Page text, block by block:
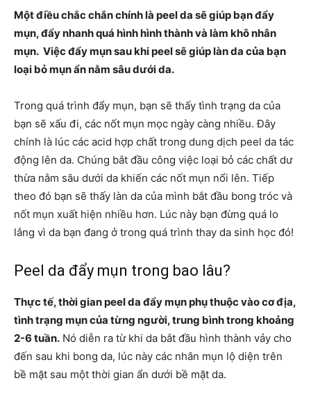
Một điều chắc chắn chính là peel da sẽ giúp bạn đẩy
mụn, đẩy nhanh quá hình hình thành và làm khô nhân
mụn. Việc đẩy mụn sau khi peel sẽ giúp làn da của bạn
loại bỏ mụn ẩn nằm sâu dưới da.
Trong quá trình đẩy mụn, bạn sẽ thấy tình trạng da của
bạn sẽ xấu đi, các nốt mụn mọc ngày càng nhiều. Đây
chính là lúc các acid hợp chất trong dung dịch peel da tác
động lên da. Chúng bắt đầu công việc loại bỏ các chất dư
thừa nằm sâu dưới da khiến các nốt mụn nổi lên. Tiếp
theo đó bạn sẽ thấy làn da của mình bắt đầu bong tróc và
nốt mụn xuất hiện nhiều hơn. Lúc này bạn đừng quá lo
lắng vì da bạn đang ở trong quá trình thay da sinh học đó!
Peel da đẩy mụn trong bao lâu?
Thực tế, thời gian peel da đẩy mụn phụ thuộc vào cơ địa,
tình trạng mụn của từng người, trung bình trong khoảng
2-6 tuần. Nó diễn ra từ khi da bắt đầu hình thành vảy cho
đến sau khi bong da, lúc này các nhân mụn lộ diện trên
bề mặt sau một thời gian ẩn dưới bề mặt da.